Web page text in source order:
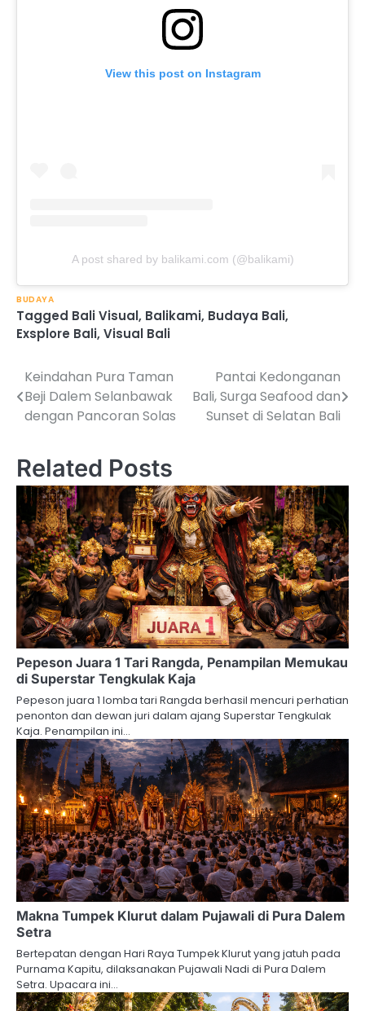
View this post on Instagram
A post shared by balikami.com (@balikami)
BUDAYA
Tagged Bali Visual, Balikami, Budaya Bali,
Exsplore Bali, Visual Bali
Post
navigation
Keindahan Pura Taman
Beji Dalem Selanbawak
dengan Pancoran Solas
Pantai Kedonganan
Bali, Surga Seafood dan
Sunset di Selatan Bali
Related Posts
Pepeson Juara 1 Tari Rangda, Penampilan Memukau
di Superstar Tengkulak Kaja
Pepeson juara 1 lomba tari Rangda berhasil mencuri perhatian
penonton dan dewan juri dalam ajang Superstar Tengkulak
Kaja. Penampilan ini…
Makna Tumpek Klurut dalam Pujawali di Pura Dalem
Setra
Bertepatan dengan Hari Raya Tumpek Klurut yang jatuh pada
Purnama Kapitu, dilaksanakan Pujawali Nadi di Pura Dalem
Setra. Upacara ini…